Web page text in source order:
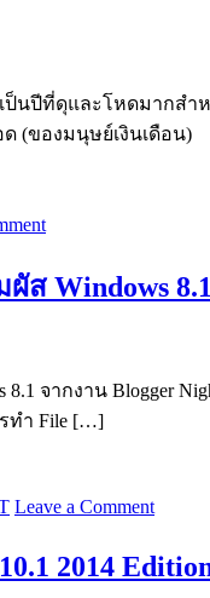
ป็นปีที่ดุและโหดมากส
(ของมนุษย์เงินเดือน)
ผัส Windows
จากงาน Blogger
ทำ File […]
Leave a Comment
2014